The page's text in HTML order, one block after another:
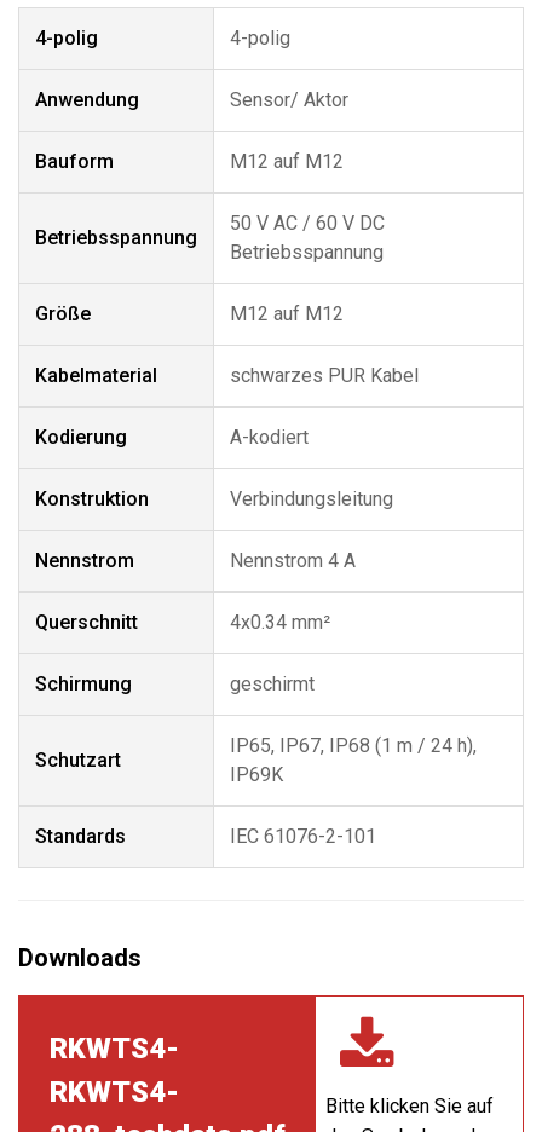
4-polig 4-polig
Anwendung Sensor/ Aktor
Bauform M12 auf M12
Betriebsspannung
50 V AC / 60 V DC
Betriebsspannung
Größe M12 auf M12
Kabelmaterial schwarzes PUR Kabel
Kodierung A-kodiert
Konstruktion Verbindungsleitung
Nennstrom Nennstrom 4 A
Querschnitt 4x0.34 mm²
Schirmung geschirmt
Schutzart
IP65, IP67, IP68 (1 m / 24 h),
IP69K
Standards IEC 61076-2-101
RKWTS4-
RKWTS4-
Bitte klicken Sie auf